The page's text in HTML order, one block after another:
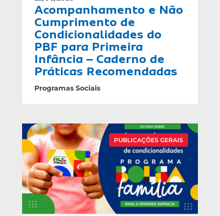
Acompanhamento e Não
Cumprimento de
Condicionalidades do
PBF para Primeira
Infância – Caderno de
Práticas Recomendadas
Programas Sociais
PUBLICAÇÕES GERAIS